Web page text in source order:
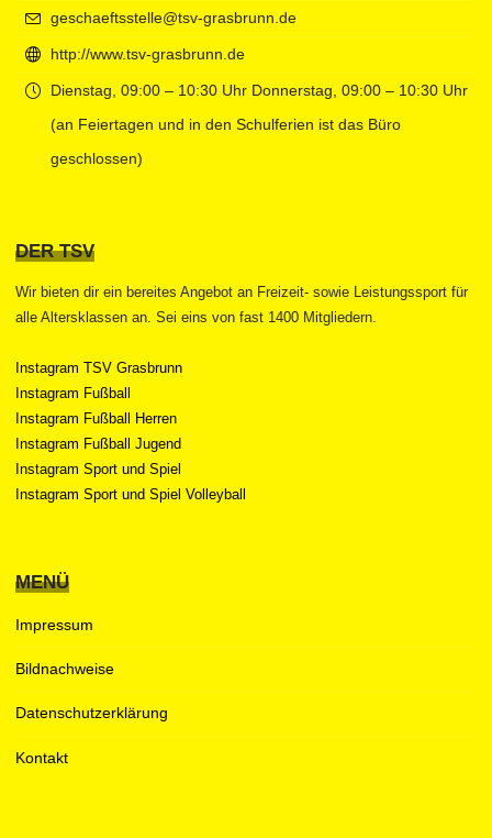
geschaeftsstelle@tsv-grasbrunn.de
http://www.tsv-grasbrunn.de
Dienstag, 09:00 – 10:30 Uhr Donnerstag, 09:00 – 10:30 Uhr
(an Feiertagen und in den Schulferien ist das Büro
geschlossen)
DER TSV
Wir bieten dir ein bereites Angebot an Freizeit- sowie Leistungssport für
alle Altersklassen an. Sei eins von fast 1400 Mitgliedern.
Instagram TSV Grasbrunn
Instagram Fußball
Instagram Fußball Herren
Instagram Fußball Jugend
Instagram Sport und Spiel
Instagram Sport und Spiel Volleyball
MENÜ
Impressum
Bildnachweise
Datenschutzerklärung
Kontakt